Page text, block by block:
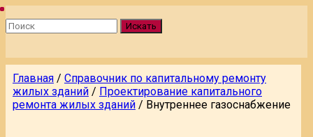
Искать
Главная / Справочник по капитальному ремонту
жилых зданий / Проектирование капитального
ремонта жилых зданий / Внутреннее газоснабжение